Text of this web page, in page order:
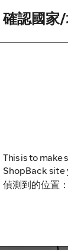
要忘記查看
家。如果
，因為這些
連結。
確認國家
This is to make
ShopBack site
偵測到的位置